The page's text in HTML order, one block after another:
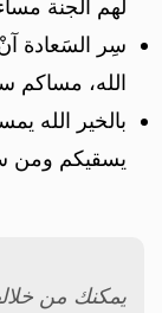
لهم الجنة
سِر السَعادة
الله، مساكم
بالخير الله
يسقيكم ومن
يمكنك من